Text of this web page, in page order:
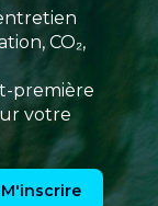
CO₂,
première
votre
M'inscrire